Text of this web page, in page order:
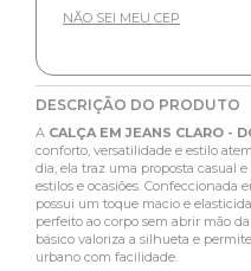
NÃO SEI MEU CEP
DESCRIÇÃO DO PRODUTO
A CALÇA EM JEANS CLARO -
conforto, versatilidade e estilo
dia, ela traz uma proposta casual
estilos e ocasiões. Confeccionada
possui um toque macio e
perfeito ao corpo sem abrir mão
básico valoriza a silhueta e
urbano com facilidade.